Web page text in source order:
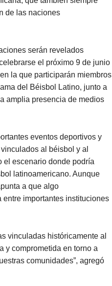
de las naciones
serán revelados
el próximo 9 de junio
la que participarán miembros
del Béisbol Latino, junto a
amplia presencia de medios
eventos deportivos y
al béisbol y al
el escenario donde podría
latinoamericano. Aunque
a que algo
importantes instituciones
vinculadas históricamente al
y comprometida en torno a
comunidades”, agregó